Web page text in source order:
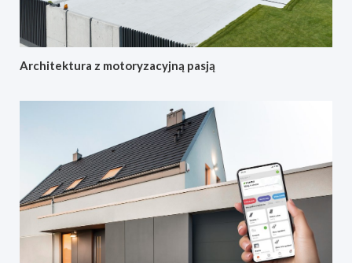
Architektura z motoryzacyjną pasją